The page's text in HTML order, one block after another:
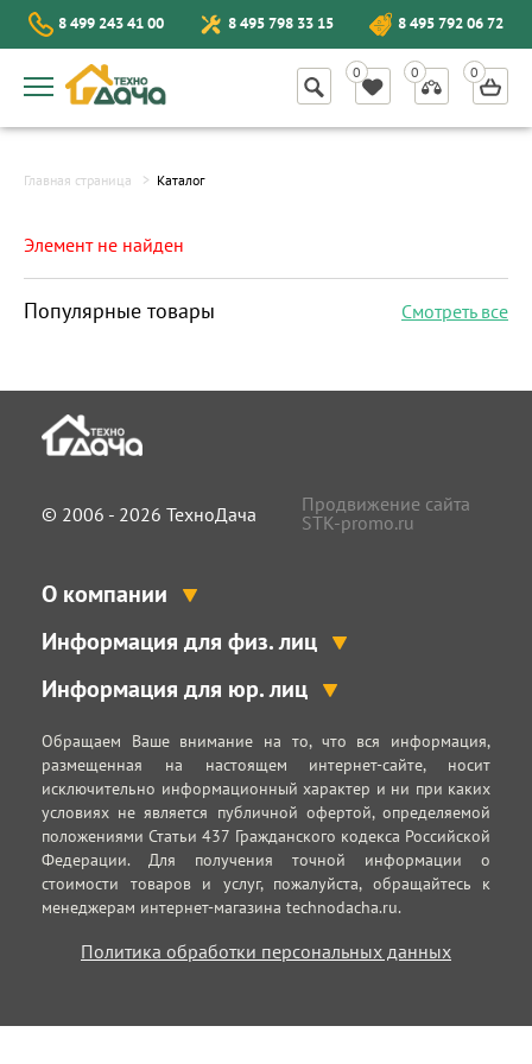
8 499 243 41 00 8 495 798 33 15 8 495 792 06 72
Главная страница Каталог
Элемент не найден
Популярные товары Смотреть все
© 2006 - 2026 ТехноДача
Продвижение сайта
STK-promo.ru
О компании
Информация для физ. лиц
Информация для юр. лиц
Обращаем Ваше внимание на то, что вся информация,
размещенная на настоящем интернет-сайте, носит
исключительно информационный характер и ни при каких
условиях не является публичной офертой, определяемой
положениями Статьи 437 Гражданского кодекса Российской
Федерации. Для получения точной информации о
стоимости товаров и услуг, пожалуйста, обращайтесь к
менеджерам интернет-магазина technodacha.ru.
Политика обработки персональных данных